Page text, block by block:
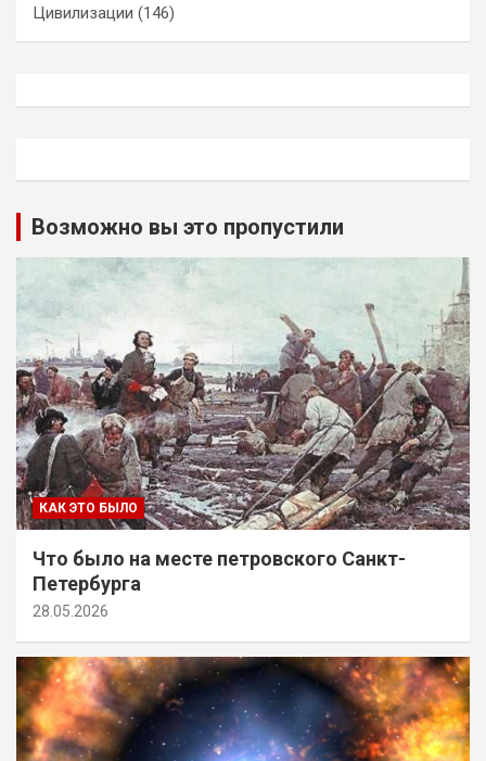
Цивилизации (146)
Возможно вы это пропустили
КАК ЭТО БЫЛО
Что было на месте петровского Санкт-
Петербурга
28.05.2026